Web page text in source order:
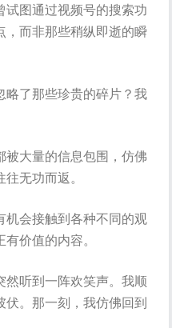
图通过视频号的搜索功
，而非那些稍纵即逝的瞬
略了那些珍贵的碎片？我
大量的信息包围，仿佛
无功而返。
机会接触到各种不同的观
价值的内容。
听到一阵欢笑声。我顺
。那一刻，我仿佛回到